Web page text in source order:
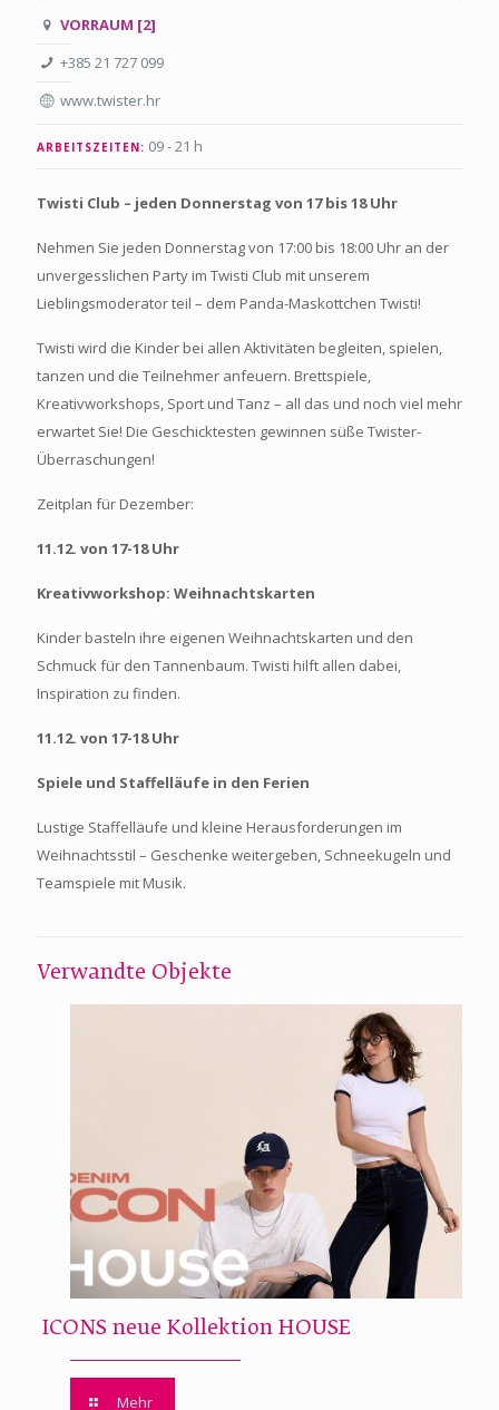
VORRAUM [2]
+385 21 727 099
www.twister.hr
ARBEITSZEITEN: 09 - 21 h
Twisti Club – jeden Donnerstag von 17 bis 18 Uhr
Nehmen Sie jeden Donnerstag von 17:00 bis 18:00 Uhr an der
unvergesslichen Party im Twisti Club mit unserem
Lieblingsmoderator teil – dem Panda-Maskottchen Twisti!
Twisti wird die Kinder bei allen Aktivitäten begleiten, spielen,
tanzen und die Teilnehmer anfeuern. Brettspiele,
Kreativworkshops, Sport und Tanz – all das und noch viel mehr
erwartet Sie! Die Geschicktesten gewinnen süße Twister-
Überraschungen!
Zeitplan für Dezember:
11.12. von 17-18 Uhr
Kreativworkshop: Weihnachtskarten
Kinder basteln ihre eigenen Weihnachtskarten und den
Schmuck für den Tannenbaum. Twisti hilft allen dabei,
Inspiration zu finden.
11.12. von 17-18 Uhr
Spiele und Staffelläufe in den Ferien
Lustige Staffelläufe und kleine Herausforderungen im
Weihnachtsstil – Geschenke weitergeben, Schneekugeln und
Teamspiele mit Musik.
Verwandte Objekte
ICONS neue Kollektion HOUSE
Mehr